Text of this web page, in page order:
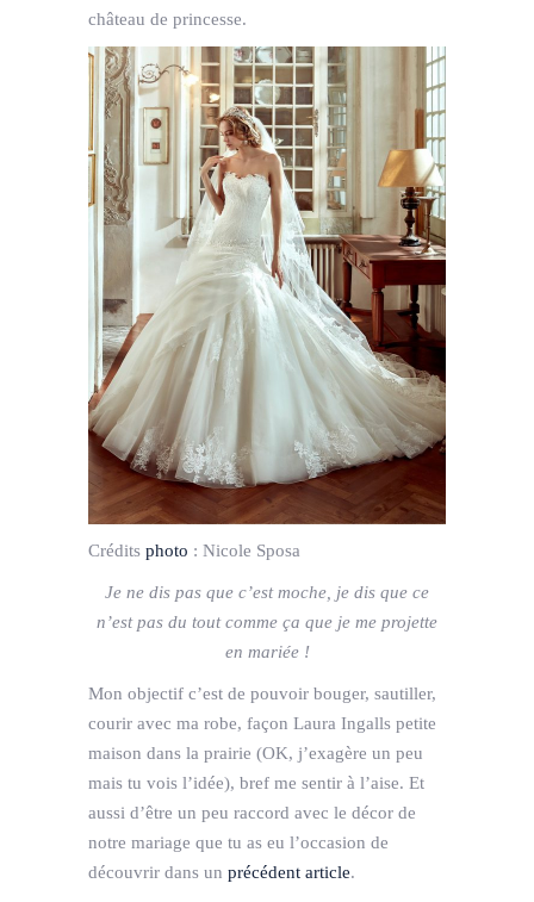
château de princesse.
Crédits photo : Nicole Sposa
Je ne dis pas que c’est moche, je dis que ce
n’est pas du tout comme ça que je me projette
en mariée !
Mon objectif c’est de pouvoir bouger, sautiller,
courir avec ma robe, façon Laura Ingalls petite
maison dans la prairie (OK, j’exagère un peu
mais tu vois l’idée), bref me sentir à l’aise. Et
aussi d’être un peu raccord avec le décor de
notre mariage que tu as eu l’occasion de
découvrir dans un précédent article.